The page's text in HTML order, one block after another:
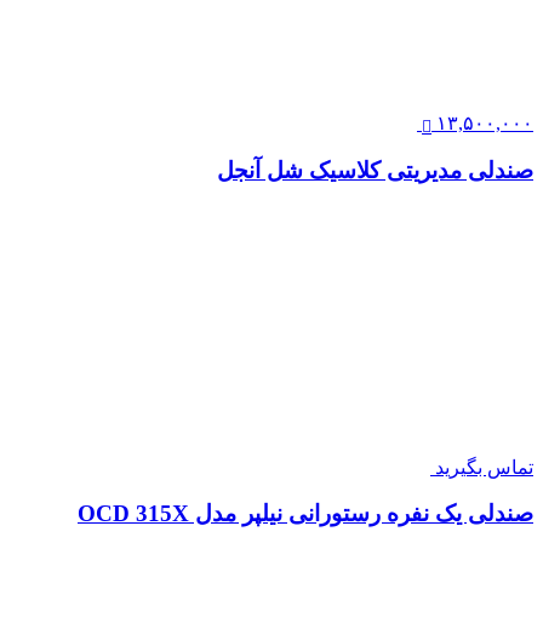
۱۳,۵۰۰,۰۰۰
صندلی مدیریتی کلاسیک شل آنجل
تماس بگیرید
صندلی یک نفره رستورانی نیلپر مدل OCD 315X